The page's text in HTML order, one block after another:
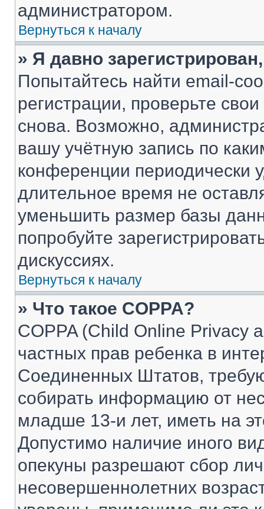
администратором.
Вернуться к началу
» Я давно
Попытайтесь найти email-
регистрации, проверьте
снова. Возможно,
вашу учётную запись по
конференции периодически
длительное время не
уменьшить размер базы
попробуйте
дискуссиях.
Вернуться к началу
» Что такое COPPA?
COPPA (Child Online Privacy
частных прав ребенка в
Соединенных Штатов,
собирать информацию от
младше 13-и лет, иметь на
Допустимо наличие иного
опекуны разрешают сбор
несовершеннолетних